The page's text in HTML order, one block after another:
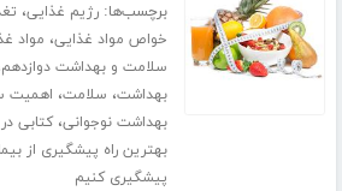
برچسب‌ها:رژیم غذایی،
خواص مواد غذایی، مواد
سلامت و بهداشت دوازدهم
بهداشت، سلامت، اهمیت
بهداشت نوجوانی،کتابی
بهترین راه پیشگیری از
پیشگیری کنیم